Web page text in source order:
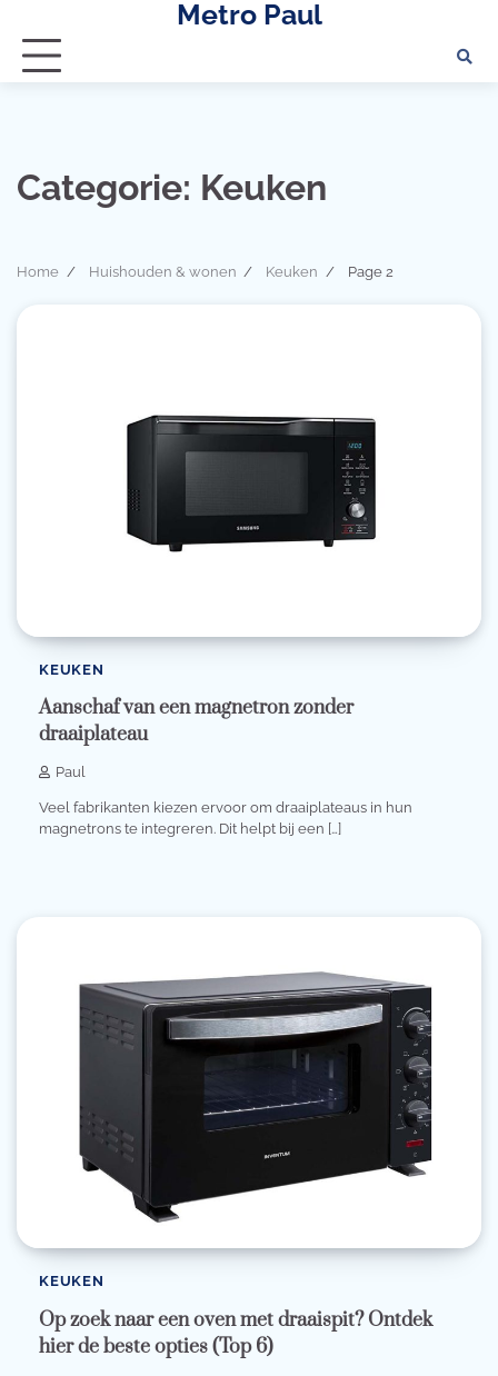
content
Metro Paul
Categorie: Keuken
Home Huishouden & wonen Keuken Page 2
KEUKEN
Aanschaf van een magnetron zonder
draaiplateau
Paul
Veel fabrikanten kiezen ervoor om draaiplateaus in hun
magnetrons te integreren. Dit helpt bij een […]
KEUKEN
Op zoek naar een oven met draaispit? Ontdek
hier de beste opties (Top 6)